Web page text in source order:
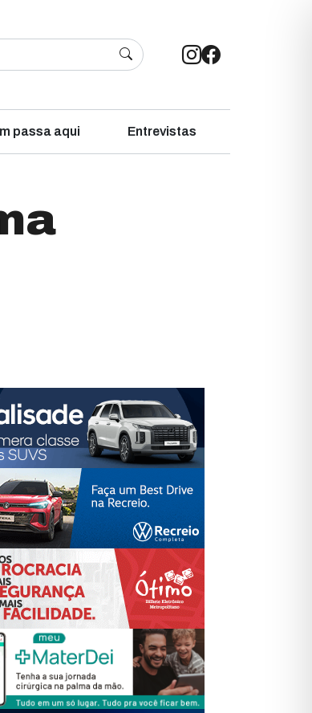
passa aqui Entrevistas